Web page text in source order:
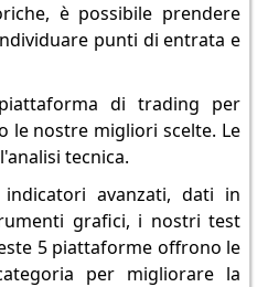
è possibile prendere
punti di entrata e
di trading per
le nostre migliori scelte. Le
tecnica.
avanzati, dati in
grafici, i nostri test
5 piattaforme offrono le
per migliorare la